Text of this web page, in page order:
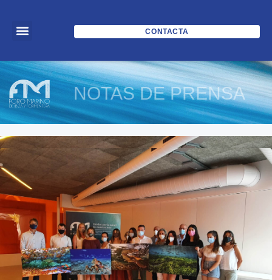
CONTACTA
NOTAS DE PRENSA